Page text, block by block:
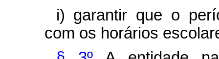
i) garantir que o
com os horários